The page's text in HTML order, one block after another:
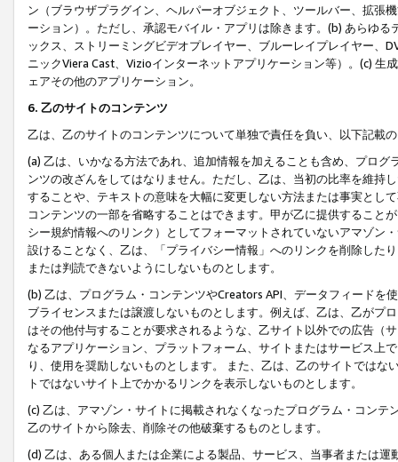
ン（ブラウザプラグイン、ヘルパーオブジェクト、ツールバー、拡張
ーション）。ただし、承認モバイル・アプリは除きます。(b) あらゆ
ックス、ストリーミングビデオプレイヤー、ブルーレイプレイヤー、
ニックViera Cast、Vizioインターネットアプリケーション等）。(c)
ェアその他のアプリケーション。
6. 乙のサイトのコンテンツ
乙は、乙のサイトのコンテンツについて単独で責任を負い、以下記載
(a) 乙は、いかなる方法であれ、追加情報を加えることも含め、プロ
ンツの改ざんをしてはなりません。ただし、乙は、当初の比率を維持
することや、テキストの意味を大幅に変更しない方法または事実とし
コンテンツの一部を省略することはできます。甲が乙に提供すること
シー規約情報へのリンク）としてフォーマットされていないアマゾン
設けることなく、乙は、「プライバシー情報」へのリンクを削除した
または判読できないようにしないものとします。
(b) 乙は、プログラム・コンテンツやCreators API、データフィード
ブライセンスまたは譲渡しないものとします。例えば、乙は、乙がプ
はその他付与することが要求されるような、乙サイト以外での広告（
なるアプリケーション、プラットフォーム、サイトまたはサービス上
り、使用を奨励しないものとします。 また、乙は、乙のサイトでは
トではないサイト上でかかるリンクを表示しないものとします。
(c) 乙は、アマゾン・サイトに掲載されなくなったプログラム・コン
乙のサイトから除去、削除その他破棄するものとします。
(d) 乙は、ある個人または企業による製品、サービス、当事者または